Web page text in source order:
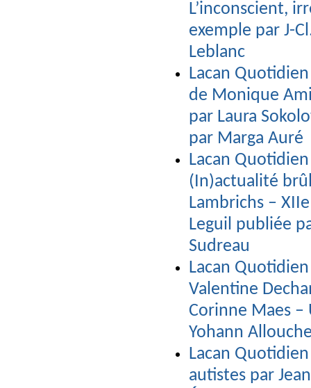
L’inconscient,
exemple par J-
Leblanc
Lacan
de Monique
par Laura
par Marga Auré
Lacan
(In)actualité
Lambrichs –
Leguil publiée
Sudreau
Lacan
Valentine
Corinne Maes –
Yohann
Lacan
autistes par